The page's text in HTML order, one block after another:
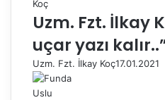
Uzm. Fzt. İlkay
uçar yazı
Uzm. Fzt. İlkay Koç17.01.2021